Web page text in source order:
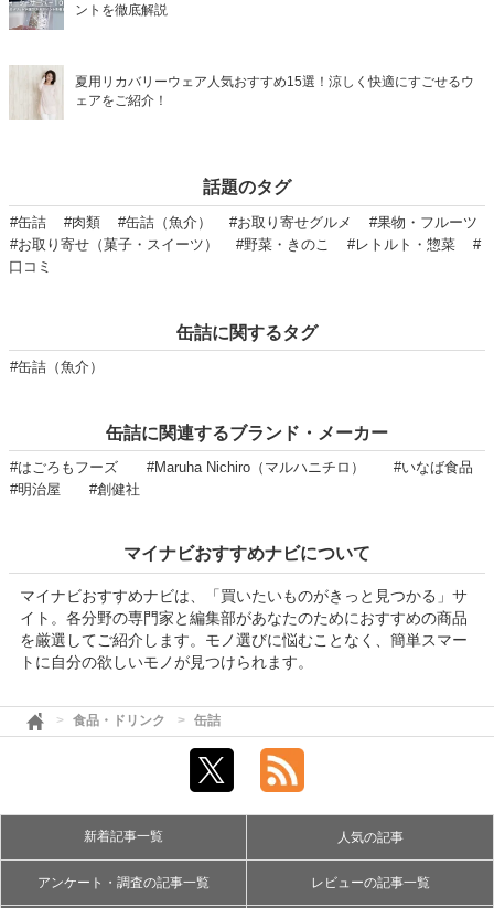
ントを徹底解説
夏用リカバリーウェア人気おすすめ15選！涼しく快適にすごせるウ
ェアをご紹介！
話題のタグ
#缶詰 #肉類 #缶詰（魚介） #お取り寄せグルメ
#果物・フルーツ
#お取り寄せ（菓子・スイーツ）
#野菜・きのこ #レトルト・惣菜
#
口コミ
缶詰に関するタグ
#缶詰（魚介）
缶詰に関連するブランド・メーカー
#はごろもフーズ #Maruha Nichiro（マルハニチロ）
#いなば食品
#明治屋
#創健社
マイナビおすすめナビについて
マイナビおすすめナビは、「買いたいものがきっと見つかる」サ
イト。各分野の専門家と編集部があなたのためにおすすめの商品
を厳選してご紹介します。モノ選びに悩むことなく、簡単スマー
トに自分の欲しいモノが見つけられます。
食品・ドリンク 缶詰
新着記事一覧 人気の記事
アンケート・調査の記事一覧 レビューの記事一覧